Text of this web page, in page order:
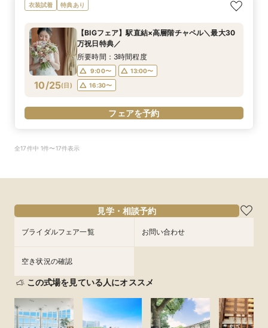
衣装試着 特典あり
10/25(日)
【BIGフェア】駅直結×高層階チャペル＼最大30
万祝日特典／
所要時間：3時間程度
9:00〜
13:00〜
16:30〜
フェアを予約
全17件中 1件〜17件表示
見学・相談予約
ブライダルフェア一覧 お問い合わせ
空き状況の確認
この式場を見ている人にオススメ